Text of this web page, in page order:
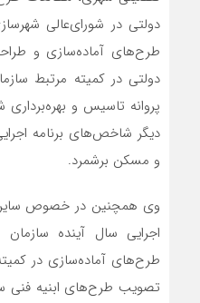
دولتی در شورای‌عالی
طرح‌های آماده‌سازی و
دولتی در کمیته مرتبط
پروانه تاسیس و
و مسکن برشمرد.
وی همچنین در خصوص
اجرایی سال آینده
تصویب طرح‌های ابنیه فنی